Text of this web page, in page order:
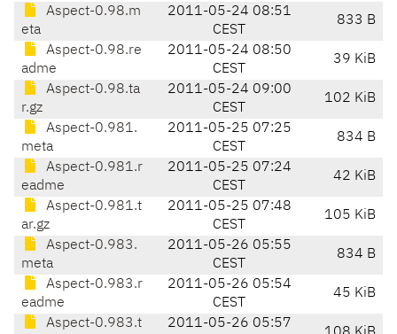
Aspect-0.98.m
eta
2011-05-24 08:51
CEST
833 B
Aspect-0.98.re
adme
2011-05-24 08:50
CEST
39 KiB
Aspect-0.98.ta
r.gz
2011-05-24 09:00
CEST
102 KiB
Aspect-0.981.
meta
2011-05-25 07:25
CEST
834 B
Aspect-0.981.r
eadme
2011-05-25 07:24
CEST
42 KiB
Aspect-0.981.t
ar.gz
2011-05-25 07:48
CEST
105 KiB
Aspect-0.983.
meta
2011-05-26 05:55
CEST
834 B
Aspect-0.983.r
eadme
2011-05-26 05:54
CEST
45 KiB
Aspect-0.983.t 2011-05-26 05:57